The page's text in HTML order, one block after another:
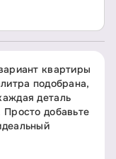
квартиры
подобрана,
деталь
добавьте